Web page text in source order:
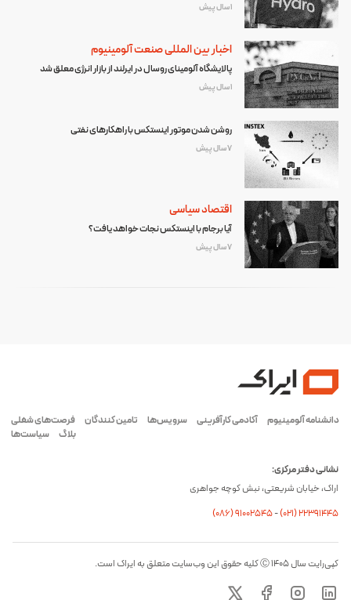
1 سال پیش
اخبار بین المللی صنعت آلومینیوم
پالایشگاه آلومینای روسال در ایرلند از بازار انرژی معلق شد
1 سال پیش
روشن شدن موتور اینستکس با راهکارهای نفتی
7 سال پیش
اقتصاد سیاسی
آیا برجام با اینستکس نجات خواهد یافت؟
7 سال پیش
دانشنامه آلومینیوم آکادمی کارآفرینی سرویس‌ها تامین کنندگان
فرصت‌های شغلی
بلاگ
سیاست‌ها
نشانی دفتر مرکزی:
اراک، خیابان شریعتی، نبش کوچه جواهری
(۰۸۶) ۹۱۰۰۲۵۴۵-(۰21) 22391445
کپی‌رایت سال ۱۴۰۵ Ⓒ کلیه حقوق این وب‌سایت متعلق به ایراک است.